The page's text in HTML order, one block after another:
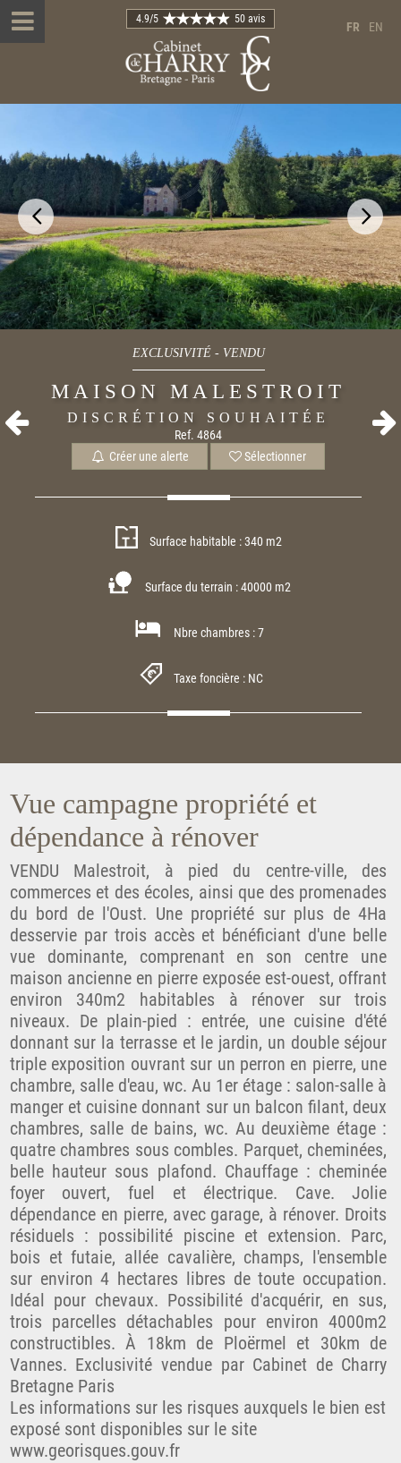
FR EN
4.9/5 50 avis
EXCLUSIVITÉ- VENDU
MAISON MALESTROIT
DISCRÉTION SOUHAITÉE
Ref. 4864
Créer une alerte Sélectionner
Surface habitable : 340 m2
Surface du terrain : 40000 m2
Nbre chambres : 7
Taxe foncière : NC
Vue campagne propriété et
dépendance à rénover
VENDU Malestroit, à pied du centre-ville, des
commerces et des écoles, ainsi que des promenades
du bord de l'Oust. Une propriété sur plus de 4Ha
desservie par trois accès et bénéficiant d'une belle
vue dominante, comprenant en son centre une
maison ancienne en pierre exposée est-ouest, offrant
environ 340m2 habitables à rénover sur trois
niveaux. De plain-pied : entrée, une cuisine d'été
donnant sur la terrasse et le jardin, un double séjour
triple exposition ouvrant sur un perron en pierre, une
chambre, salle d'eau, wc. Au 1er étage : salon-salle à
manger et cuisine donnant sur un balcon filant, deux
chambres, salle de bains, wc. Au deuxième étage :
quatre chambres sous combles. Parquet, cheminées,
belle hauteur sous plafond. Chauffage : cheminée
foyer ouvert, fuel et électrique. Cave. Jolie
dépendance en pierre, avec garage, à rénover. Droits
résiduels : possibilité piscine et extension. Parc,
bois et futaie, allée cavalière, champs, l'ensemble
sur environ 4 hectares libres de toute occupation.
Idéal pour chevaux. Possibilité d'acquérir, en sus,
trois parcelles détachables pour environ 4000m2
constructibles. À 18km de Ploërmel et 30km de
Vannes. Exclusivité vendue par Cabinet de Charry
Bretagne Paris
Les informations sur les risques auxquels le bien est
exposé sont disponibles sur le site
www.georisques.gouv.fr